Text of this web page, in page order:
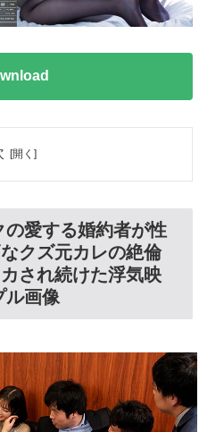
愛する婚約者が性
クズ元カレの絶倫
され続けた浮気映
ル画像